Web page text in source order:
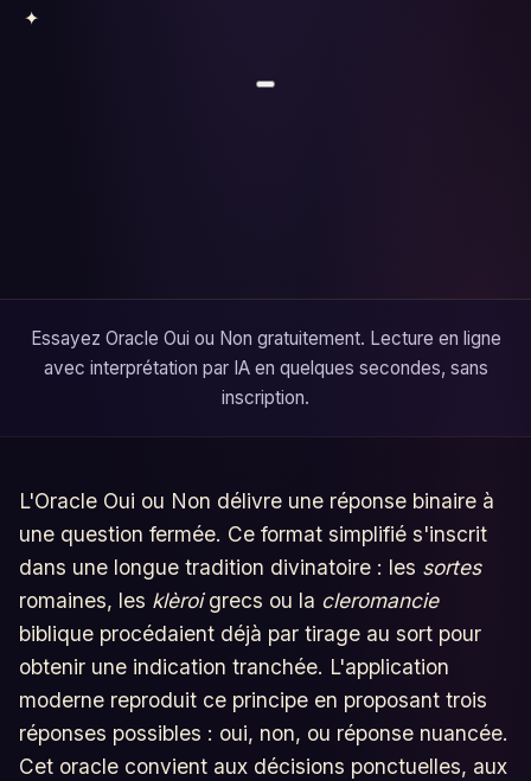
✦
Essayez Oracle Oui ou Non gratuitement. Lecture en ligne
avec interprétation par IA en quelques secondes, sans
inscription.
L'Oracle Oui ou Non délivre une réponse binaire à
une question fermée. Ce format simplifié s'inscrit
dans une longue tradition divinatoire : les sortes
romaines, les klèroigrecs ou la cleromancie
biblique procédaient déjà par tirage au sort pour
obtenir une indication tranchée. L'application
moderne reproduit ce principe en proposant trois
réponses possibles : oui, non, ou réponse nuancée.
Cet oracle convient aux décisions ponctuelles, aux